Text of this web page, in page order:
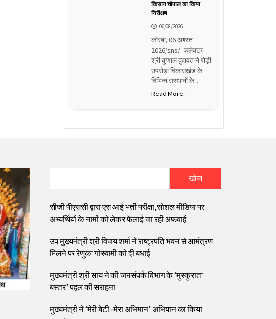
किसान चौपाल का किया
निरीक्षण
06/08/2026
कोरबा, 06 अगस्त
2026/sns/- कलेक्टर
श्री कुणाल दुदावत ने पोड़ी
उपरोड़ा विकासखंड के
विभिन्न संस्थानों के…
Read More..
खोज
सीजी पीएससी द्वारा एस आई भर्ती परीक्षा,सोशल मीडिया पर
अभ्यर्थियों के नामों को लेकर फैलाई जा रही अफवाहें
उप मुख्यमंत्री श्री विजय शर्मा ने राष्ट्रपति भवन से आमंत्रण
मिलने पर रेणुका गोस्वामी को दी बधाई
मुख्यमंत्री श्री साय ने की जनसंपर्क विभाग के ‘मुस्कुराता
बस्तर’ पहल की सराहना
मुख्यमंत्री ने ‘मेरी बेटी–मेरा अभिमान’ अभियान का किया